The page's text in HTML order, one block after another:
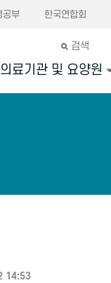
공부 한국연합회
검색
의료기관 및 요양원
14:53